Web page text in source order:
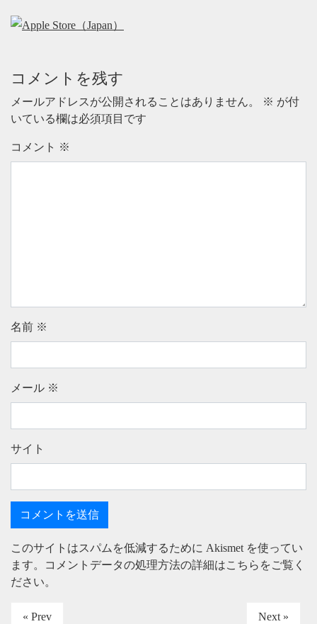
コメントを残す
メールアドレスが公開されることはありません。 ※ が付
いている欄は必須項目です
コメント ※
名前 ※
メール ※
サイト
このサイトはスパムを低減するために Akismet を使ってい
ます。
コメントデータの処理方法の詳細はこちらをご覧く
ださい。
« Prev Next »